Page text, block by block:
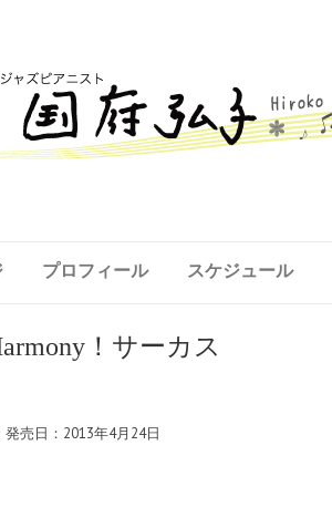
プロフィール スケジュール
！サーカス
発売日：2013年4月24日